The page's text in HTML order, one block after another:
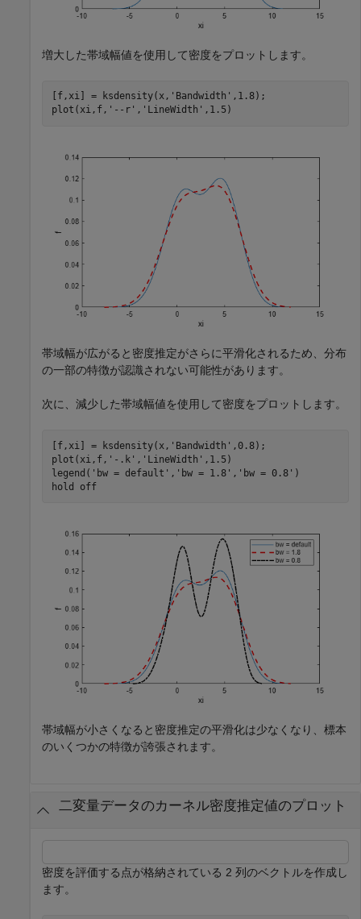
増大した帯域幅値を使用して密度をプロットします。
[f,xi] = ksdensity(x, 'Bandwidth' ,1.8);
plot(xi,f, '--r' , 'LineWidth' ,1.5)
帯域幅が広がると密度推定がさらに平滑化されるため、分布
の一部の特徴が認識されない可能性があります。
次に、減少した帯域幅値を使用して密度をプロットします。
[f,xi] = ksdensity(x, 'Bandwidth' ,0.8);
plot(xi,f, '-.k' , 'LineWidth' ,1.5)
legend( 'bw = default' , 'bw = 1.8' , 'bw = 0.8' )
hold
off
帯域幅が小さくなると密度推定の平滑化は少なくなり、標本
のいくつかの特徴が誇張されます。
二変量データのカーネル密度推定値のプロット
密度を評価する点が格納されている 2 列のベクトルを作成し
ます。